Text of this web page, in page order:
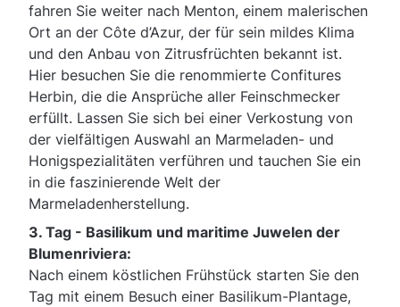
fahren Sie weiter nach Menton, einem malerischen
Ort an der Côte d’Azur, der für sein mildes Klima
und den Anbau von Zitrusfrüchten bekannt ist.
Hier besuchen Sie die renommierte Confitures
Herbin, die die Ansprüche aller Feinschmecker
erfüllt. Lassen Sie sich bei einer Verkostung von
der vielfältigen Auswahl an Marmeladen- und
Honigspezialitäten verführen und tauchen Sie ein
in die faszinierende Welt der
Marmeladenherstellung.
3. Tag - Basilikum und maritime Juwelen der
Blumenriviera:
Nach einem köstlichen Frühstück starten Sie den
Tag mit einem Besuch einer Basilikum-Plantage,